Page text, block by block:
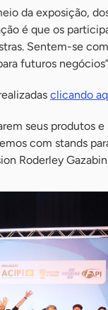
da exposição,
é que os
Sentem-se
futuros
clicando
seus produtos
com stands
Roderley